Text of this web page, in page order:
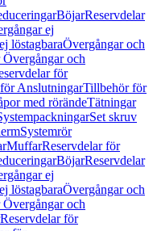
BöjarReservdelar
ej
löstagbaraÖvergångar och
och
för
AnslutningarTillbehör för
med rörändeTätningar
Set skruv
Systemrör
MuffarReservdelar för
BöjarReservdelar
ej
löstagbaraÖvergångar och
och
Reservdelar för